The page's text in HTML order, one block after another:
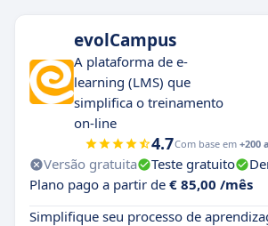
evolCampus
A plataforma de e-
learning (LMS) que
simplifica o treinamento
on-line
4.7Com base em +200
Versão gratuita Teste gratuito
Plano pago a partir de € 85,00 /mês
Simplifique seu processo de